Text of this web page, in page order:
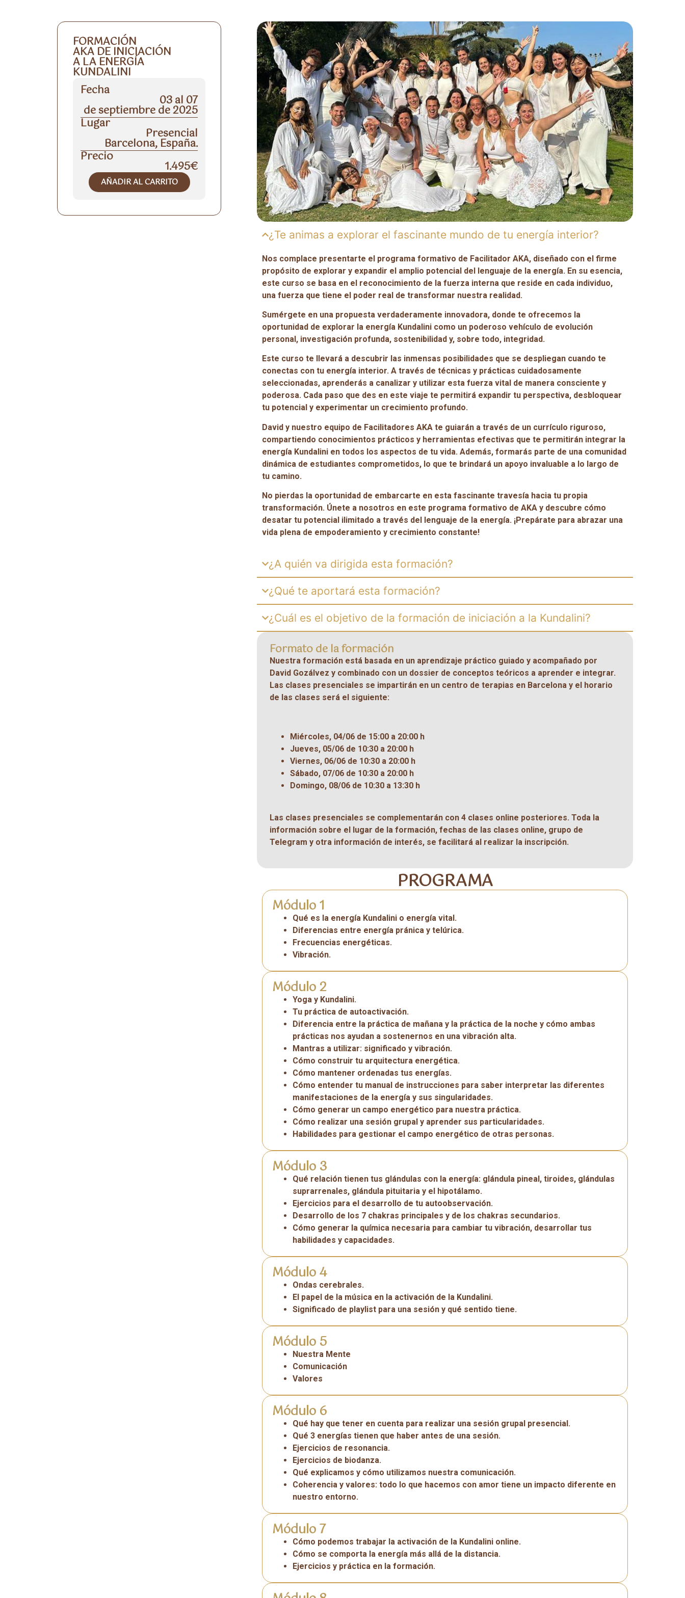
FORMACIÓN
AKA DE INICIACIÓN
A LA ENERGÍA
KUNDALINI
Fecha
03 al 07
de septiembre de 2025
Lugar
Presencial
Barcelona, España.
Precio
1.495€
AÑADIR AL CARRITO
¿Te animas a explorar el fascinante mundo de tu energía interior?
Nos complace presentarte el programa formativo de Facilitador AKA, diseñado con el firme
propósito de explorar y expandir el amplio potencial del lenguaje de la energía. En su esencia,
este curso se basa en el reconocimiento de la fuerza interna que reside en cada individuo,
una fuerza que tiene el poder real de transformar nuestra realidad.
Sumérgete en una propuesta verdaderamente innovadora, donde te ofrecemos la
oportunidad de explorar la energía Kundalini como un poderoso vehículo de evolución
personal, investigación profunda, sostenibilidad y, sobre todo, integridad.
Este curso te llevará a descubrir las inmensas posibilidades que se despliegan cuando te
conectas con tu energía interior. A través de técnicas y prácticas cuidadosamente
seleccionadas, aprenderás a canalizar y utilizar esta fuerza vital de manera consciente y
poderosa. Cada paso que des en este viaje te permitirá expandir tu perspectiva, desbloquear
tu potencial y experimentar un crecimiento profundo.
David y nuestro equipo de Facilitadores AKA te guiarán a través de un currículo riguroso,
compartiendo conocimientos prácticos y herramientas efectivas que te permitirán integrar la
energía Kundalini en todos los aspectos de tu vida. Además, formarás parte de una comunidad
dinámica de estudiantes comprometidos, lo que te brindará un apoyo invaluable a lo largo de
tu camino.
No pierdas la oportunidad de embarcarte en esta fascinante travesía hacia tu propia
transformación. Únete a nosotros en este programa formativo de AKA y descubre cómo
desatar tu potencial ilimitado a través del lenguaje de la energía. ¡Prepárate para abrazar una
vida plena de empoderamiento y crecimiento constante!
¿A quién va dirigida esta formación?
¿Qué te aportará esta formación?
¿Cuál es el objetivo de la formación de iniciación a la Kundalini?
Formato de la formación
Nuestra formación está basada en un aprendizaje práctico guiado y acompañado por
David Gozálvez y combinado con un dossier de conceptos teóricos a aprender e integrar.
Las clases presenciales se impartirán en un centro de terapias en Barcelona y el horario
de las clases será el siguiente:
Miércoles, 04/06 de 15:00 a 20:00 h
Jueves, 05/06 de 10:30 a 20:00 h
Viernes, 06/06 de 10:30 a 20:00 h
Sábado, 07/06 de 10:30 a 20:00 h
Domingo, 08/06 de 10:30 a 13:30 h
Las clases presenciales se complementarán con 4 clases online posteriores. Toda la
información sobre el lugar de la formación, fechas de las clases online, grupo de
Telegram y otra información de interés, se facilitará al realizar la inscripción.
PROGRAMA
Módulo 1
Qué es la energía Kundalini o energía vital.
Diferencias entre energía pránica y telúrica.
Frecuencias energéticas.
Vibración.
Módulo 2
Yoga y Kundalini.
Tu práctica de autoactivación.
Diferencia entre la práctica de mañana y la práctica de la noche y cómo ambas
prácticas nos ayudan a sostenernos en una vibración alta.
Mantras a utilizar: significado y vibración.
Cómo construir tu arquitectura energética.
Cómo mantener ordenadas tus energías.
Cómo entender tu manual de instrucciones para saber interpretar las diferentes
manifestaciones de la energía y sus singularidades.
Cómo generar un campo energético para nuestra práctica.
Cómo realizar una sesión grupal y aprender sus particularidades.
Habilidades para gestionar el campo energético de otras personas.
Módulo 3
Qué relación tienen tus glándulas con la energía: glándula pineal, tiroides, glándulas
suprarrenales, glándula pituitaria y el hipotálamo.
Ejercicios para el desarrollo de tu autoobservación.
Desarrollo de los 7 chakras principales y de los chakras secundarios.
Cómo generar la química necesaria para cambiar tu vibración, desarrollar tus
habilidades y capacidades.
Módulo 4
Ondas cerebrales.
El papel de la música en la activación de la Kundalini.
Significado de playlist para una sesión y qué sentido tiene.
Módulo 5
Nuestra Mente
Comunicación
Valores
Módulo 6
Qué hay que tener en cuenta para realizar una sesión grupal presencial.
Qué 3 energías tienen que haber antes de una sesión.
Ejercicios de resonancia.
Ejercicios de biodanza.
Qué explicamos y cómo utilizamos nuestra comunicación.
Coherencia y valores: todo lo que hacemos con amor tiene un impacto diferente en
nuestro entorno.
Módulo 7
Cómo podemos trabajar la activación de la Kundalini online.
Cómo se comporta la energía más allá de la distancia.
Ejercicios y práctica en la formación.